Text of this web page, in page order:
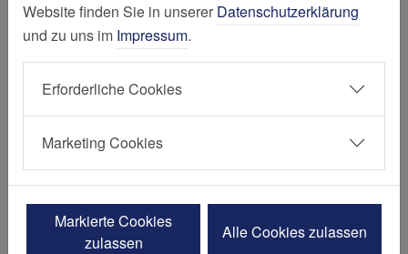
Website finden Sie in unserer Datenschutzerklärung
und zu uns im Impressum.
Erforderliche Cookies
Marketing Cookies
Markierte Cookies
zulassen
Alle Cookies zulassen